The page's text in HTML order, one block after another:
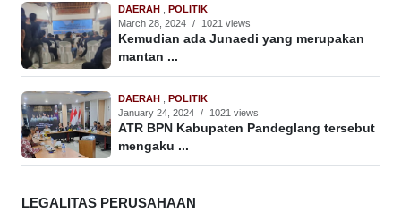
DAERAH
POLITIK
March 28, 2024 / 1021 views
Kemudian ada Junaedi yang merupakan
mantan ...
DAERAH
POLITIK
January 24, 2024 / 1021 views
ATR BPN Kabupaten Pandeglang tersebut
mengaku ...
LEGALITAS PERUSAHAAN